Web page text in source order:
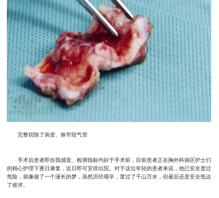
完整切除了病变、狭窄段气管
手术后患者即自我感觉、检测指标均好于手术前，目前患者正在胸外科病区护士们
的精心护理下逐日康复，近日即可安排出院。对于这位年轻的患者来说，他已安全度过
危险，就像做了一个漫长的梦，虽然历经艰辛，度过了千山万水，但最后还是安全抵达
了彼岸。